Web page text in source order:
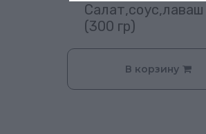
Салат,соус,лаваш
(300 гр)
В корзину